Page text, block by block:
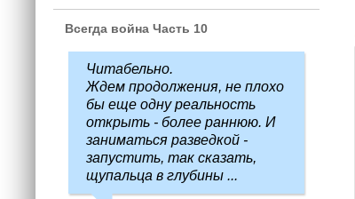
Всегда война Часть 10
Читабельно.
Ждем продолжения, не плохо
бы еще одну реальность
открыть - более раннюю. И
заниматься разведкой -
запустить, так сказать,
щупальца в глубины ...